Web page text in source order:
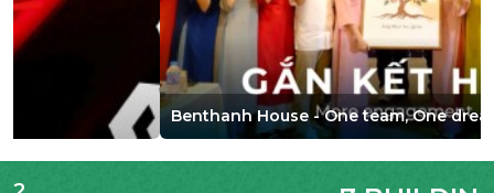
Benthanh House - One team, One dream, One Journey